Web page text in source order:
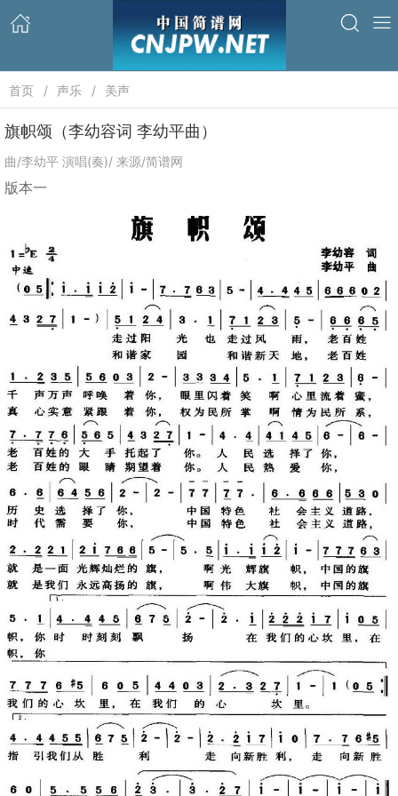
首页 声乐 美声
旗帜颂（李幼容词 李幼平曲）
曲/李幼平 演唱(奏)/ 来源/简谱网
版本一